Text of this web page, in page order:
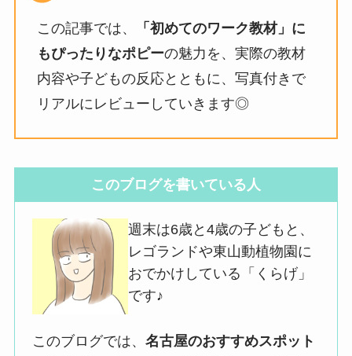
この記事では、
「初めてのワーク教材」に
もぴったりなポピーの魅力を、実際の教材
内容や子どもの反応とともに、写真付きで
リアルにレビューしていきます◎
このブログを書いている人
週末は6歳と4歳の子どもと、
レゴランドや東山動植物園に
おでかけしている「くらげ」
です♪
このブログでは、名古屋のおすすめスポット